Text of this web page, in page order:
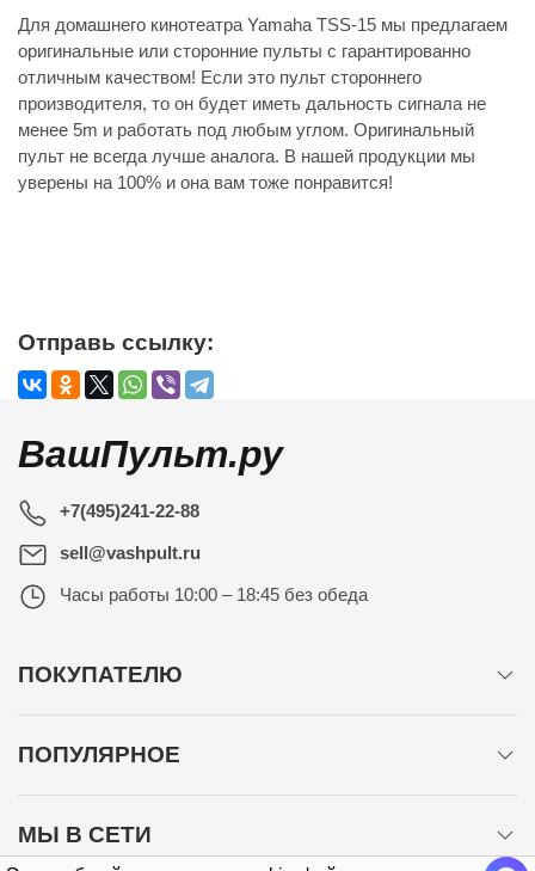
Для домашнего кинотеатра Yamaha TSS-15 мы предлагаем
оригинальные или сторонние пульты с гарантированно
отличным качеством! Если это пульт стороннего
производителя, то он будет иметь дальность сигнала не
менее 5m и работать под любым углом. Оригинальный
пульт не всегда лучше аналога. В нашей продукции мы
уверены на 100% и она вам тоже понравится!
Отправь ссылку:
ВашПульт.ру
+7(495)241-22-88
sell@vashpult.ru
Часы работы 10:00 – 18:45 без обеда
ПОКУПАТЕЛЮ
ПОПУЛЯРНОЕ
МЫ В СЕТИ